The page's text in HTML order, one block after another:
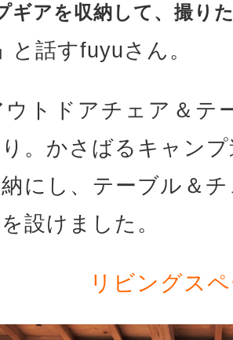
ギアを収納して、撮り
と話すfuyuさん。
ウトドアチェア＆テ
。かさばるキャン
にし、テーブル＆
設けました。
リビングス